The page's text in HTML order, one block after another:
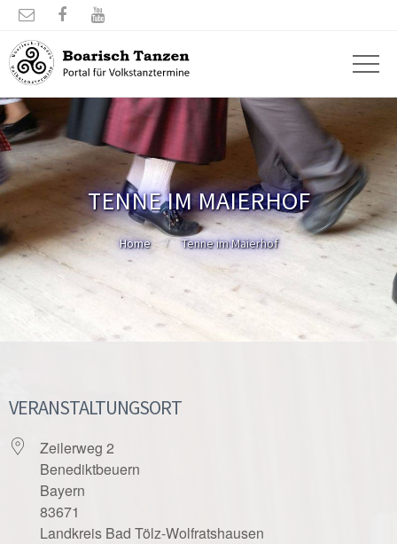
  
TENNE IM MAIERHOF
Home Tenne im Maierhof
VERANSTALTUNGSORT
Zeilerweg 2
Benediktbeuern
Bayern
83671
Landkreis Bad Tölz-Wolfratshausen